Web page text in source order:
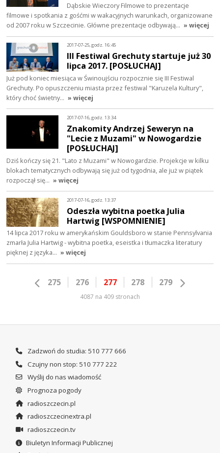
Dąbskie Wieczory Filmowe to prezentacje
filmowe i spotkania z gośćmi w wakacyjnych warunkach, organizowane
od 2007 roku w Szczecinie. Główne prezentacje odbywają… » więcej
2017-07-25, godz. 16:45
III Festiwal Grechuty startuje już 30
lipca 2017. [POSŁUCHAJ]
Już pod koniec miesiąca w Świnoujściu rozpocznie się III Festiwal
Grechuty. Po opuszczeniu miasta przez festiwal "Karuzela Kultury",
który choć świetny… » więcej
2017-07-16, godz. 13:34
Znakomity Andrzej Seweryn na
"Lecie z Muzami" w Nowogardzie
[POSŁUCHAJ]
Dziś kończy się 21. "Lato z Muzami" w Nowogardzie. Projekcje w kilku
blokach tematycznych odbywają się już od tygodnia, ale już w piątek
rozpoczął się… » więcej
2017-07-16, godz. 13:37
Odeszła wybitna poetka Julia
Hartwig [WSPOMNIENIE]
14 lipca 2017 roku w amerykańskim Gouldsboro w stanie Pennsylvania
zmarła Julia Hartwig - wybitna poetka, eseistka i tłumaczka literatury
pięknej z języka… » więcej
275 276 277 278 279
4087 na 409 stronach
Zadzwoń do studia: 510 777 666
Czujny non stop: 510 777 222
Wyślij do nas wiadomość
Prognoza pogody
radioszczecin.pl
radioszczecinextra.pl
radioszczecin.tv
Biuletyn Informacji Publicznej